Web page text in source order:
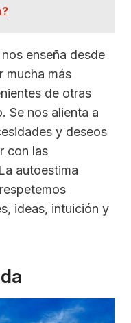
enseña desde
mucha más
de otras
Se nos alienta a
y deseos
con las
autoestima
ideas, intuición y